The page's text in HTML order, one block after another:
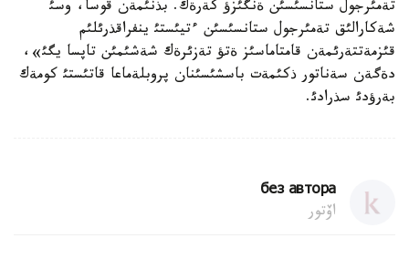
تةمئرجول ستانسئسئن ةنگئزؤ كةرةك. بذنئمةن قوسا، وسئ
شةكارالئق تةمئرجول ستانسئسئن ءتيئستئ ينفراقذرئلئم
قئزمةتتةرئمةن قامتاماسئز ةتؤ تةزئرةك شةشئمئن تاپسا يگئ»،
دةگةن سةناتور ذكئمةت باسشئسئنان پروبلةماعا قاتئستئ كومةك
بةرؤدئ سذرادئ.
без автора
اۆتور